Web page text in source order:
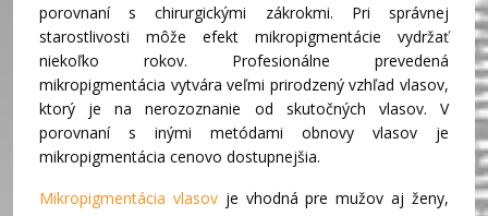
porovnaní s chirurgickými zákrokmi. Pri správnej
starostlivosti môže efekt mikropigmentácie vydržať
niekoľko rokov. Profesionálne prevedená
mikropigmentácia vytvára veľmi prirodzený vzhľad vlasov,
ktorý je na nerozoznanie od skutočných vlasov. V
porovnaní s inými metódami obnovy vlasov je
mikropigmentácia cenovo dostupnejšia.
Mikropigmentácia vlasovje vhodná pre mužov aj ženy,